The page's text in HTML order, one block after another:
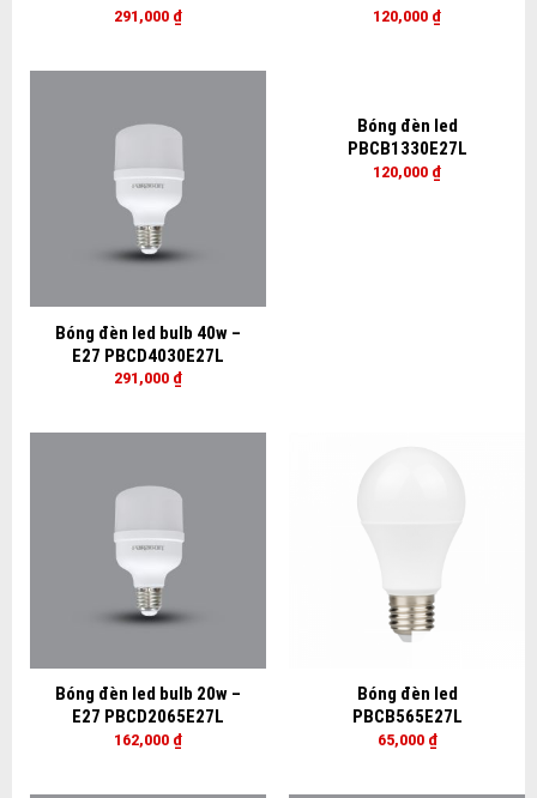
291,000 ₫ 120,000 ₫
Bóng đèn led bulb 40w –
E27 PBCD4030E27L
291,000 ₫
Bóng đèn led
PBCB1330E27L
120,000 ₫
Bóng đèn led bulb 20w –
E27 PBCD2065E27L
162,000 ₫
Bóng đèn led
PBCB565E27L
65,000 ₫